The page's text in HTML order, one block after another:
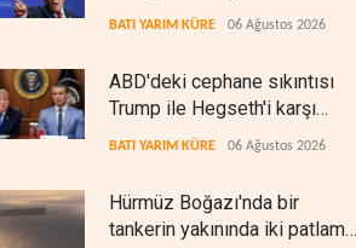
BATI YARIM KÜRE 06 Ağustos 2026
ABD'deki cephane sıkıntısı
Trump ile Hegseth'i karşı
karşıya getirdi
BATI YARIM KÜRE 06 Ağustos 2026
Hürmüz Boğazı'nda bir
tankerin yakınında iki patlama